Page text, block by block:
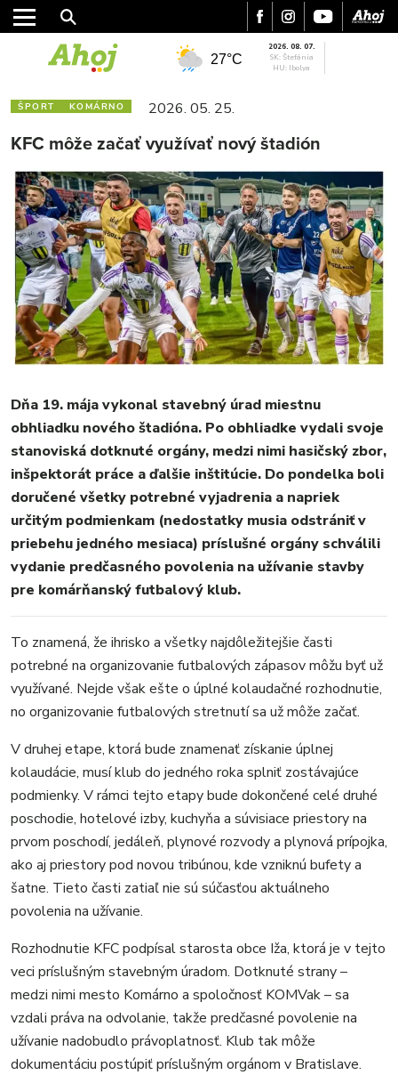
REGIÓN
ŠPORT
KULTÚRA
FOTKY
VIDEO
MIX
27°C
2026. 08. 07.
SK: Štefánia
HU: Ibolya
ŠPORT KOMÁRNO 2026. 05. 25.
KFC môže začať využívať nový štadión
Dňa 19. mája vykonal stavebný úrad miestnu
obhliadku nového štadióna. Po obhliadke vydali svoje
stanoviská dotknuté orgány, medzi nimi hasičský zbor,
inšpektorát práce a ďalšie inštitúcie. Do pondelka boli
doručené všetky potrebné vyjadrenia a napriek
určitým podmienkam (nedostatky musia odstrániť v
priebehu jedného mesiaca) príslušné orgány schválili
vydanie predčasného povolenia na užívanie stavby
pre komárňanský futbalový klub.
To znamená, že ihrisko a všetky najdôležitejšie časti
potrebné na organizovanie futbalových zápasov môžu byť už
využívané. Nejde však ešte o úplné kolaudačné rozhodnutie,
no organizovanie futbalových stretnutí sa už môže začať.
V druhej etape, ktorá bude znamenať získanie úplnej
kolaudácie, musí klub do jedného roka splniť zostávajúce
podmienky. V rámci tejto etapy bude dokončené celé druhé
poschodie, hotelové izby, kuchyňa a súvisiace priestory na
prvom poschodí, jedáleň, plynové rozvody a plynová prípojka,
ako aj priestory pod novou tribúnou, kde vzniknú bufety a
šatne. Tieto časti zatiaľ nie sú súčasťou aktuálneho
povolenia na užívanie.
Rozhodnutie KFC podpísal starosta obce Iža, ktorá je v tejto
veci príslušným stavebným úradom. Dotknuté strany –
medzi nimi mesto Komárno a spoločnosť KOMVak – sa
vzdali práva na odvolanie, takže predčasné povolenie na
užívanie nadobudlo právoplatnosť. Klub tak môže
dokumentáciu postúpiť príslušným orgánom v Bratislave.